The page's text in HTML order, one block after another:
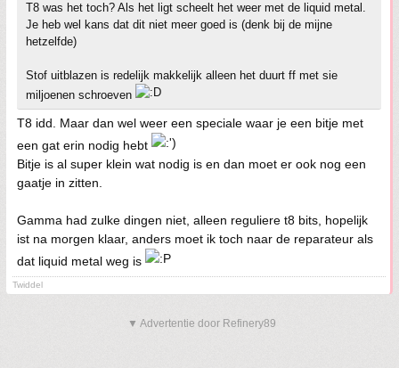
T8 was het toch? Als het ligt scheelt het weer met de liquid metal.
Je heb wel kans dat dit niet meer goed is (denk bij de mijne
hetzelfde)
Stof uitblazen is redelijk makkelijk alleen het duurt ff met sie
miljoenen schroeven
T8 idd. Maar dan wel weer een speciale waar je een bitje met
een gat erin nodig hebt
Bitje is al super klein wat nodig is en dan moet er ook nog een
gaatje in zitten.
Gamma had zulke dingen niet, alleen reguliere t8 bits, hopelijk
ist na morgen klaar, anders moet ik toch naar de reparateur als
dat liquid metal weg is
Twiddel
▼ Advertentie door Refinery89